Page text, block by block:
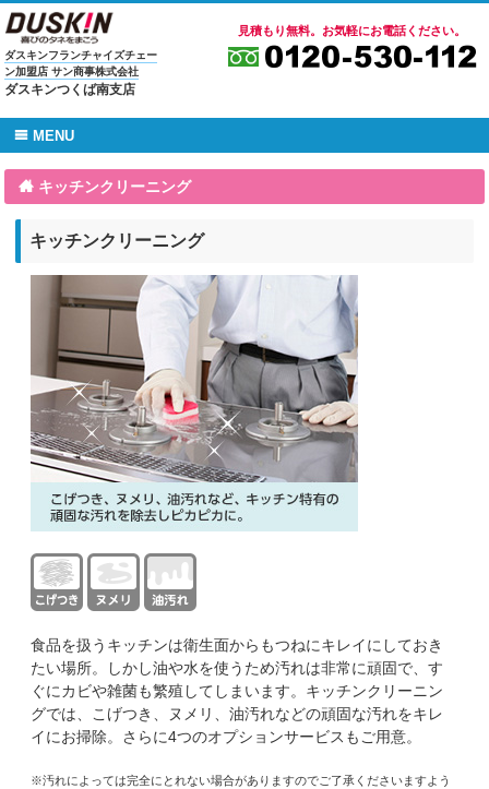
ダスキンフランチャイズチェー
ン加盟店 サン商事株式会社
ダスキンつくば南支店
見積もり無料。お気軽にお電話ください。
MENU
キッチンクリーニング
キッチンクリーニング
食品を扱うキッチンは衛生面からもつねにキレイにしておき
たい場所。しかし油や水を使うため汚れは非常に頑固で、す
ぐにカビや雑菌も繁殖してしまいます。キッチンクリーニン
グでは、こげつき、ヌメリ、油汚れなどの頑固な汚れをキレ
イにお掃除。さらに4つのオプションサービスもご用意。
※汚れによっては完全にとれない場合がありますのでご了承くださいますよう